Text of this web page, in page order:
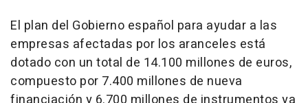
El plan del Gobierno español para ayudar a las
empresas afectadas por los aranceles está
dotado con un total de 14.100 millones de euros,
compuesto por 7.400 millones de nueva